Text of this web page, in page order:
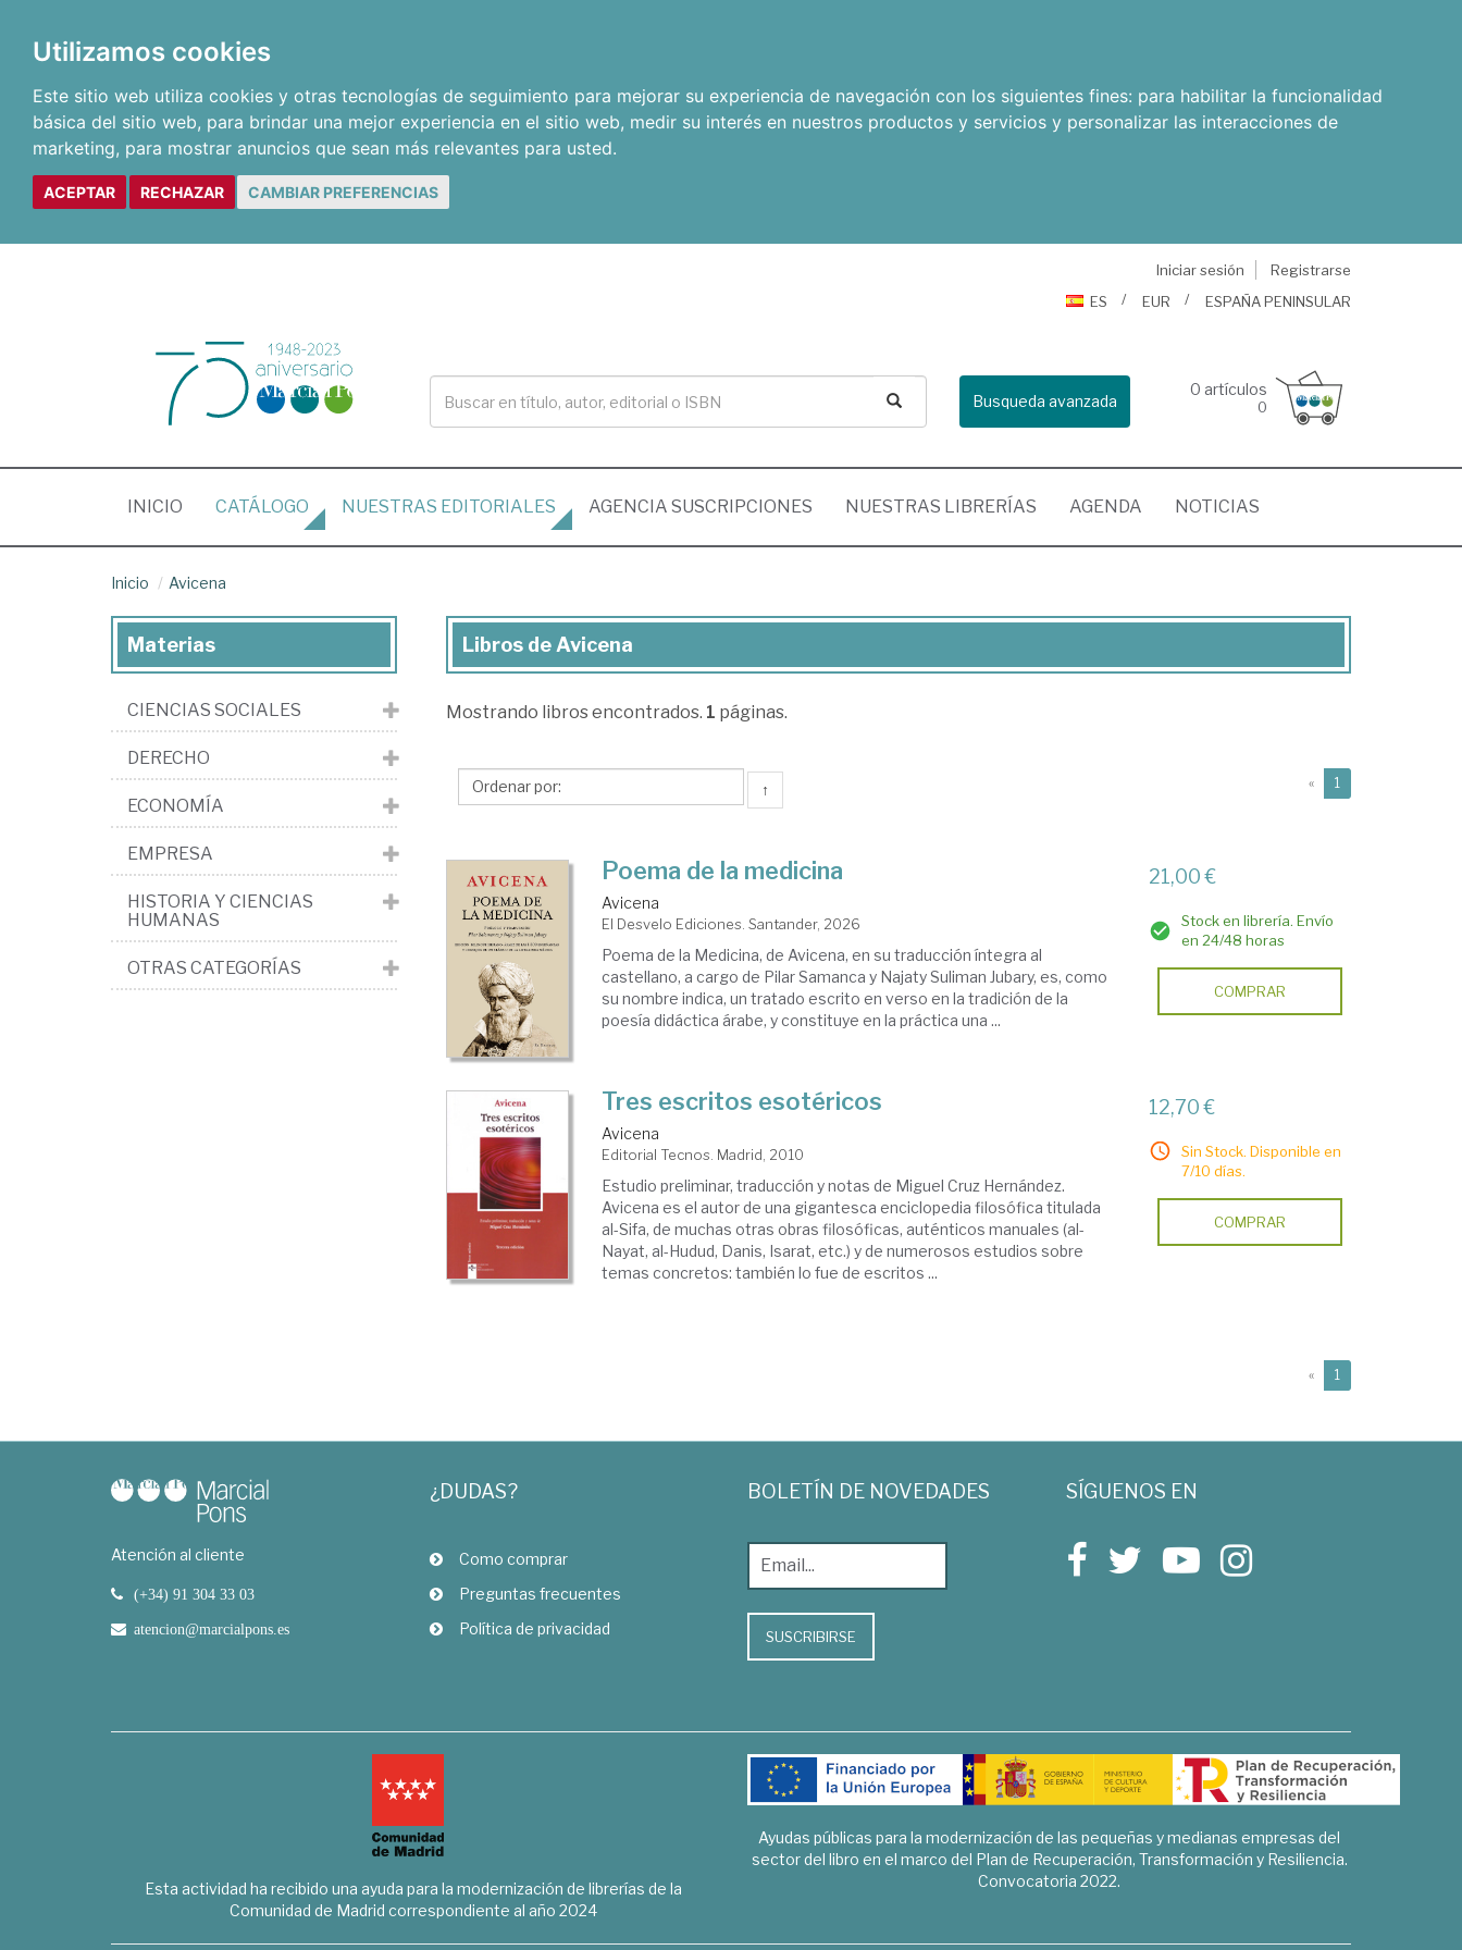
Utilizamos cookies
Este sitio web utiliza cookies y otras tecnologías de seguimiento para mejorar su experiencia de navegación con los siguientes fines: para habilitar la funcionalidad
básica del sitio web, para brindar una mejor experiencia en el sitio web, medir su interés en nuestros productos y servicios y personalizar las interacciones de
marketing, para mostrar anuncios que sean más relevantes para usted.
ACEPTAR RECHAZAR CAMBIAR PREFERENCIAS
Iniciar sesión
Registrarse
ES
EUR ESPAÑA PENINSULAR
Busqueda avanzada
0 artículos
0
INICIO (CURRENT)
CATÁLOGO NUESTRAS EDITORIALES AGENCIA SUSCRIPCIONES NUESTRAS LIBRERÍAS AGENDA NOTICIAS
Inicio Avicena
Libros
Avicena
Libros de Avicena
Mostrando libros encontrados. 1 páginas.
↑ « 1
Poema de la medicina
Avicena
El Desvelo Ediciones. Santander, 2026
Poema de la Medicina, de Avicena, en su traducción íntegra al
castellano, a cargo de Pilar Samanca y Najaty Suliman Jubary, es, como
su nombre indica, un tratado escrito en verso en la tradición de la
poesía didáctica árabe, y constituye en la práctica una ...
21,00 €
Stock en librería. Envío
en 24/48 horas
COMPRAR
Tres escritos esotéricos
Avicena
Editorial Tecnos. Madrid, 2010
Estudio preliminar, traducción y notas de Miguel Cruz Hernández.
Avicena es el autor de una gigantesca enciclopedia filosófica titulada
al-Sifa, de muchas otras obras filosóficas, auténticos manuales (al-
Nayat, al-Hudud, Danis, Isarat, etc.) y de numerosos estudios sobre
temas concretos: también lo fue de escritos ...
12,70 €
Sin Stock. Disponible en
7/10 días.
COMPRAR
« 1
Materias
CIENCIAS SOCIALES
DERECHO
ECONOMÍA
EMPRESA
HISTORIA Y CIENCIAS
HUMANAS
OTRAS CATEGORÍAS
Atención al cliente
(+34) 91 304 33 03
atencion@marcialpons.es
¿DUDAS?
Como comprar
Preguntas frecuentes
Política de privacidad
BOLETÍN DE NOVEDADES
SUSCRIBIRSE
SÍGUENOS EN
Esta actividad ha recibido una ayuda para la modernización de librerías de la
Comunidad de Madrid correspondiente al año 2024
Ayudas públicas para la modernización de las pequeñas y medianas empresas del
sector del libro en el marco del Plan de Recuperación, Transformación y Resiliencia.
Convocatoria 2022.